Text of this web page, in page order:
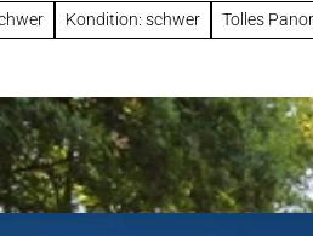
Kondition: schwer Tolles